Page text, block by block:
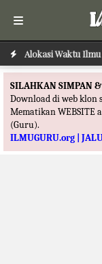
Alokasi Waktu Ilmu
SILAHKAN SIMPAN
Download di web klon
Mematikan WEBSITE
(Guru).
ILMUGURU.org |